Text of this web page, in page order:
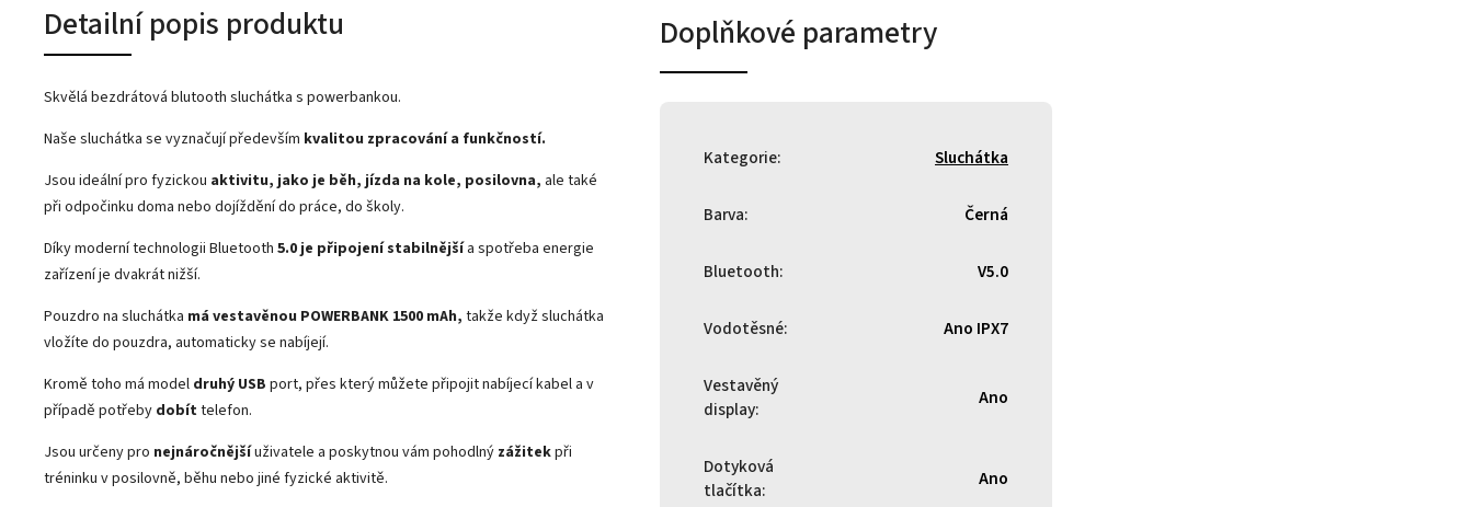
Detailní popis produktu
Skvělá bezdrátová blutooth sluchátka s powerbankou.
Naše sluchátka se vyznačují především kvalitou zpracování a funkčností.
Jsou ideální pro fyzickou aktivitu, jako je běh, jízda na kole, posilovna, ale také
při odpočinku doma nebo dojíždění do práce, do školy.
Díky moderní technologii Bluetooth 5.0 je připojení stabilnějšía spotřeba energie
zařízení je dvakrát nižší.
Pouzdro na sluchátka má vestavěnou POWERBANK 1500 mAh, takže když sluchátka
vložíte do pouzdra, automaticky se nabíjejí.
Kromě toho má model druhý USB port, přes který můžete připojit nabíjecí kabel a v
případě potřeby dobíttelefon.
Jsou určeny pro nejnáročnějšíuživatele a poskytnou vám pohodlný zážitekpři
tréninku v posilovně, běhu nebo jiné fyzické aktivitě.
Doplňkové parametry
Kategorie: Sluchátka
Barva: Černá
Bluetooth: V5.0
Vodotěsné: Ano IPX7
Vestavěný
display: Ano
Dotyková
tlačítka: Ano